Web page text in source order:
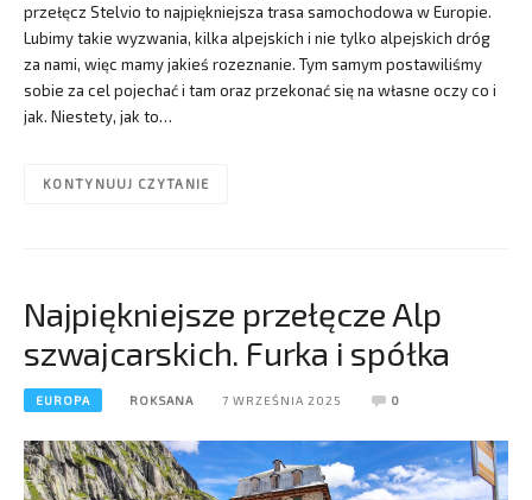
przełęcz Stelvio to najpiękniejsza trasa samochodowa w Europie.
Lubimy takie wyzwania, kilka alpejskich i nie tylko alpejskich dróg
za nami, więc mamy jakieś rozeznanie. Tym samym postawiliśmy
sobie za cel pojechać i tam oraz przekonać się na własne oczy co i
jak. Niestety, jak to…
KONTYNUUJ CZYTANIE
Najpiękniejsze przełęcze Alp
szwajcarskich. Furka i spółka
EUROPA ROKSANA 7 WRZEŚNIA 2025 0